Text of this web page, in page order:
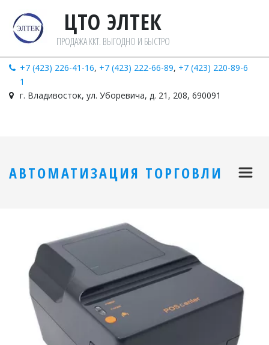
ЦТО ЭЛТ­­ЕК­­
ПРОДАЖА ККТ. ВЫГОДНО И БЫСТРО
+7 (423) 226-41-16, +7 (423) 222-66-89, +7 (423) 220-89-6
1
г. Владивосток, ул. Уборевича, д. 21 , 208, 690091
АВТОМАТИЗАЦИЯ ТОРГОВЛИ